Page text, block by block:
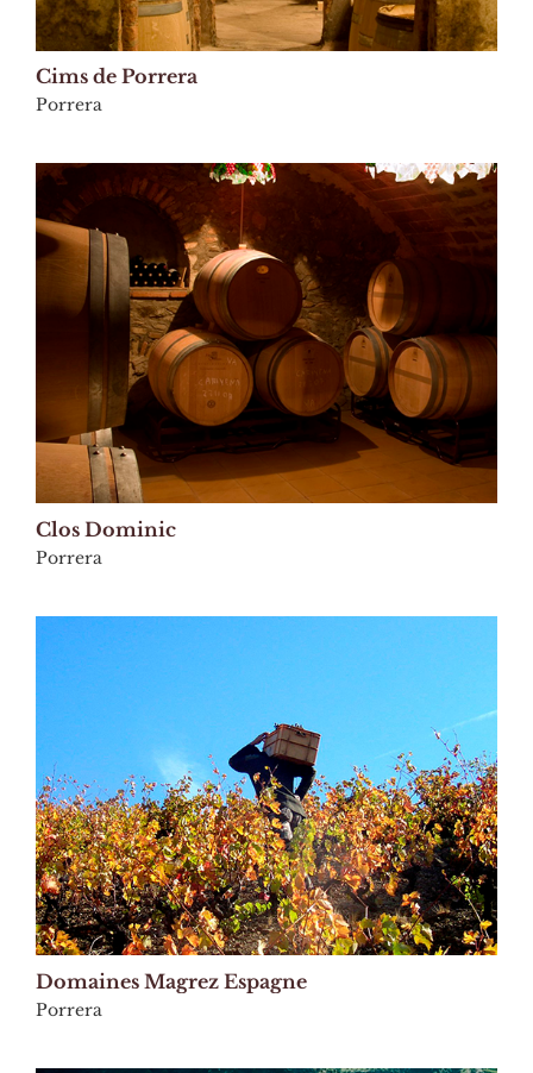
Cims de Porrera
Porrera
Clos Dominic
Porrera
Domaines Magrez Espagne
Porrera